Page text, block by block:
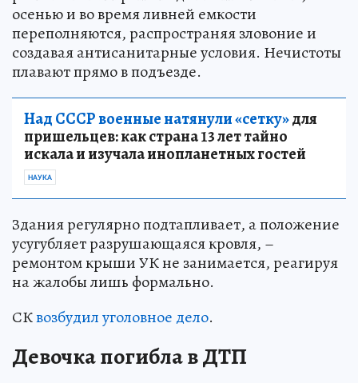
осенью и во время ливней емкости
переполняются, распространяя зловоние и
создавая антисанитарные условия. Нечистоты
плавают прямо в подъезде.
Над СССР военные натянули «сетку»для
пришельцев: как страна 13 лет тайно
искала и изучала инопланетных гостей
НАУКА
Здания регулярно подтапливает, а положение
усугубляет разрушающаяся кровля, –
ремонтом крыши УК не занимается, реагируя
на жалобы лишь формально.
СКвозбудил уголовное дело.
Девочка погибла в ДТП